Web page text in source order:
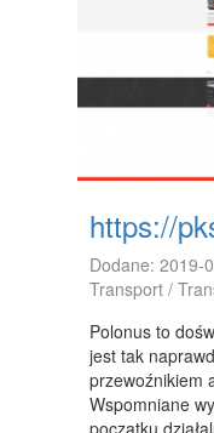
https://
Dodane: 2019-
Transport /
Polonus to
jest tak
przewoźnikiem
Wspomniane
początku